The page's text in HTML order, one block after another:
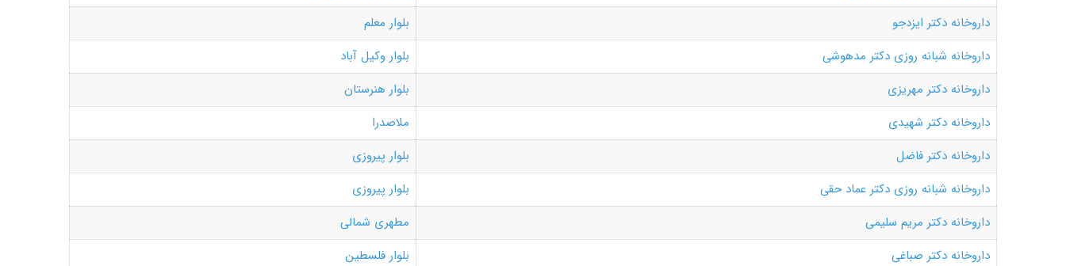
داروخانه دکتر ایزدجو
بلوار معلم
داروخانه شبانه روزی دکتر مدهوشی
بلوار وکیل آباد
داروخانه دکتر مهریزی
بلوار هنرستان
داروخانه دکتر شهیدی
ملاصدرا
داروخانه دکتر فاضل
بلوار پیروزی
داروخانه شبانه روزی دکتر عماد حقی
بلوار پیروزی
داروخانه دکتر مریم سلیمی
مطهری شمالی
داروخانه دکتر صباغی
بلوار فلسطین